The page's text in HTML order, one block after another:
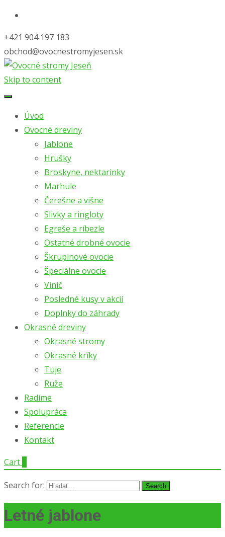
+421 904 197 183
obchod@ovocnestromyjesen.sk
Skip to content
Úvod
Ovocné dreviny
Jablone
Hrušky
Broskyne, nektarinky
Marhule
Čerešne a višne
Slivky a ringloty
Egreše a ríbezle
Ostatné drobné ovocie
Škrupinové ovocie
Špeciálne ovocie
Vinič
Posledné kusy v akcií
Doplnky do záhrady
Okrasné dreviny
Okrasné stromy
Okrasné kríky
Tuje
Ruže
Radíme
Spolupráca
Referencie
Kontakt
Cart
Search for:
Letné jablone